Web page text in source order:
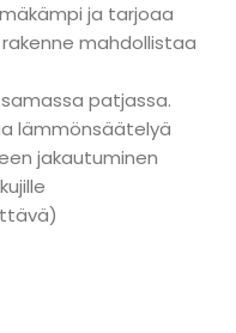
ja tarjoaa
mahdollistaa
patjassa.
lämmönsäätelyä
jakautuminen